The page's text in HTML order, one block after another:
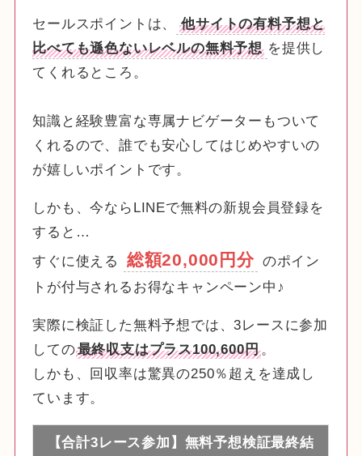
セールスポイントは、
他サイトの有料予想と
比べても遜色ないレベルの無料予想 を提供し
てくれるところ。
知識と経験豊富な専属ナビゲーターもついて
くれるので、誰でも安心してはじめやすいの
が嬉しいポイントです。
しかも、今ならLINEで無料の新規会員登録を
すると…
すぐに使える
総額20,000円分 のポイン
トが付与されるお得なキャンペーン中♪
実際に検証した無料予想では、3レースに参加
しての最終収支はプラス100,600円。
しかも、回収率は驚異の250％超えを達成し
ています。
【合計3レース参加】無料予想検証最終結